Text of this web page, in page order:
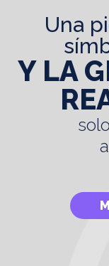
una pieza excepcional,
Y LA
solo